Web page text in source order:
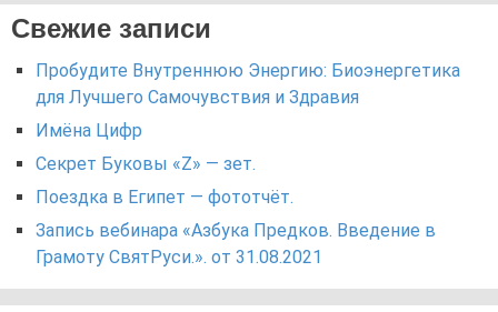
Свежие записи
Пробудите Внутреннюю Энергию: Биоэнергетика
для Лучшего Самочувствия и Здравия
Имёна Цифр
Секрет Буковы «Z» — зет.
Поездка в Египет — фототчёт.
Запись вебинара «Азбука Предков. Введение в
Грамоту СвятРуси.». от 31.08.2021